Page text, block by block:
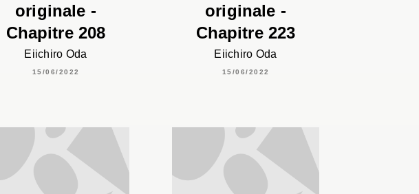
originale -
Chapitre 208
Eiichiro Oda
15/06/2022
originale -
Chapitre 223
Eiichiro Oda
15/06/2022